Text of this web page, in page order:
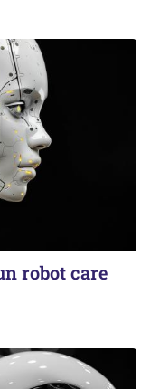
robot care